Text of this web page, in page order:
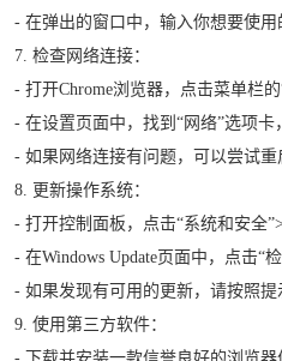
- 在弹出的窗口中，输入你想要使用
7. 检查网络连接：
- 打开Chrome浏览器，点击菜单栏的
- 在设置页面中，找到“网络”选项卡
- 如果网络连接有问题，可以尝试重
8. 更新操作系统：
- 打开控制面板，点击“系统和安全
- 在Windows Update页面中，点击“
- 如果发现有可用的更新，请按照提
9. 使用第三方软件：